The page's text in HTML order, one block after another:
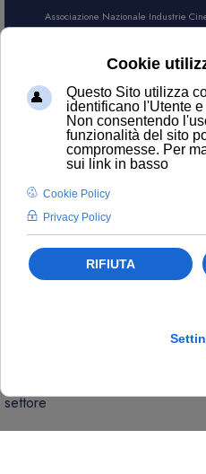
Associazione Nazionale Industrie
settore